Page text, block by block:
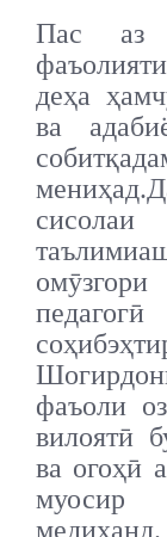
Пас аз
деҳа
ва
фаъоли
вилоятӣ
ва огоҳӣ